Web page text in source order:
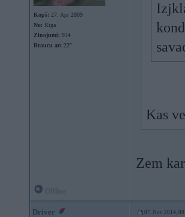
Kopš: 27. Apr 2009
No: Rīga
Ziņojumi: 914
Braucu ar: 22″
Kas
Zem
Driver 07. Nov 2014,